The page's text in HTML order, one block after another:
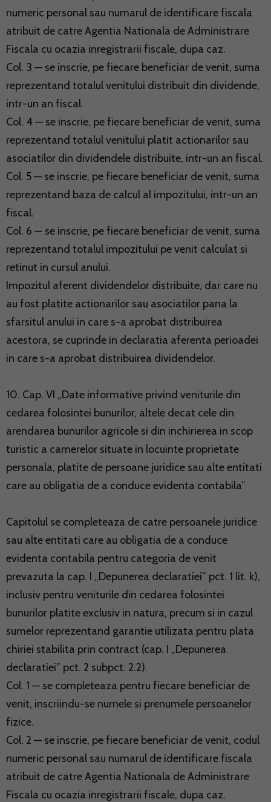
numeric personal sau numarul de identificare fiscala
atribuit de catre Agentia Nationala de Administrare
Fiscala cu ocazia inregistrarii fiscale, dupa caz.
Col. 3 — se inscrie, pe fiecare beneficiar de venit, suma
reprezentand totalul venitului distribuit din dividende,
intr-un an fiscal.
Col. 4 — se inscrie, pe fiecare beneficiar de venit, suma
reprezentand totalul venitului platit actionarilor sau
asociatilor din dividendele distribuite, intr-un an fiscal.
Col. 5 — se inscrie, pe fiecare beneficiar de venit, suma
reprezentand baza de calcul al impozitului, intr-un an
fiscal.
Col. 6 — se inscrie, pe fiecare beneficiar de venit, suma
reprezentand totalul impozitului pe venit calculat si
retinut in cursul anului.
Impozitul aferent dividendelor distribuite, dar care nu
au fost platite actionarilor sau asociatilor pana la
sfarsitul anului in care s-a aprobat distribuirea
acestora, se cuprinde in declaratia aferenta perioadei
in care s-a aprobat distribuirea dividendelor.
10. Cap. VI „Date informative privind veniturile din
cedarea folosintei bunurilor, altele decat cele din
arendarea bunurilor agricole si din inchirierea in scop
turistic a camerelor situate in locuinte proprietate
personala, platite de persoane juridice sau alte entitati
care au obligatia de a conduce evidenta contabila”
Capitolul se completeaza de catre persoanele juridice
sau alte entitati care au obligatia de a conduce
evidenta contabila pentru categoria de venit
prevazuta la cap. I „Depunerea declaratiei” pct. 1 lit. k),
inclusiv pentru veniturile din cedarea folosintei
bunurilor platite exclusiv in natura, precum si in cazul
sumelor reprezentand garantie utilizata pentru plata
chiriei stabilita prin contract (cap. I „Depunerea
declaratiei” pct. 2 subpct. 2.2).
Col. 1 — se completeaza pentru fiecare beneficiar de
venit, inscriindu-se numele si prenumele persoanelor
fizice.
Col. 2 — se inscrie, pe fiecare beneficiar de venit, codul
numeric personal sau numarul de identificare fiscala
atribuit de catre Agentia Nationala de Administrare
Fiscala cu ocazia inregistrarii fiscale, dupa caz.